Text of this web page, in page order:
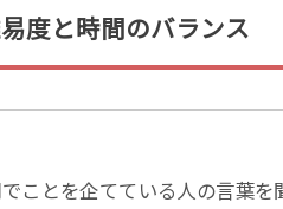
度と時間のバランス
ことを企てている人の言葉